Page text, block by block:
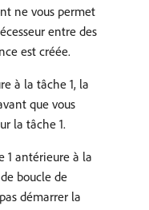
ne vous permet
entre des
est créée.
à la tâche 1, la
que vous
la tâche 1.
1 antérieure à la
boucle de
démarrer la